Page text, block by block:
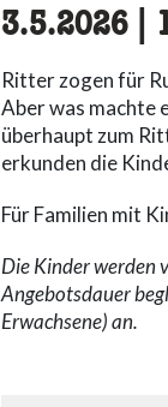
3.5.2026
Ritter zogen für
Aber was machte
überhaupt zum
erkunden die
Für Familien mit
Die Kinder werden
Angebotsdauer
Erwachsene) an.